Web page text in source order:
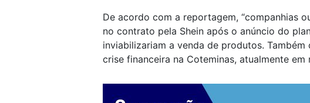
De acordo com a reportagem, “companhias
no contrato pela Shein após o anúncio do
inviabilizariam a venda de produtos.
crise financeira na Coteminas, atualmente em